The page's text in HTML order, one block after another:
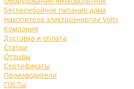
Бесперебойное питание дома
Накопители электроэнергии Volts
Компания
Доставка и оплата
Статьи
Отзывы
Сертификаты
Производители
ГОСТы